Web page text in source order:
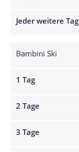
Jeder weitere Tag
1 Tag
2 Tage
3 Tage
Bambini Ski